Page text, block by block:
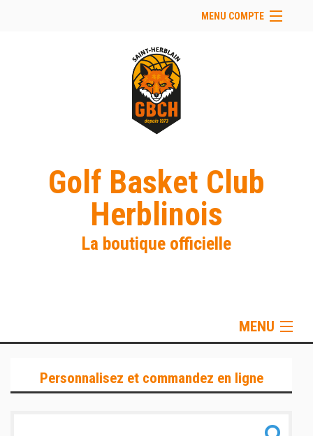
MENU COMPTE
Site Web du club
Facebook
Se connecter
Panier (vide
Golf Basket Club
Herblinois
La boutique officielle
MENU
Training
Personnalisez et commandez en ligne